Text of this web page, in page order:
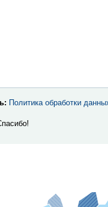
Политика обработки